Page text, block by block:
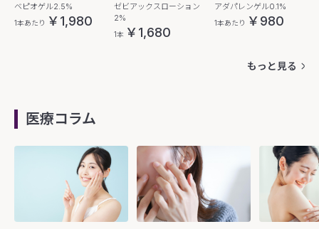
ベピオゲル2.5%
1本あたり ￥1,980
ゼビアックスローション
2%
1本 ￥1,680
アダパレンゲル0.1%
1本あたり ￥980
もっと見る
医療コラム